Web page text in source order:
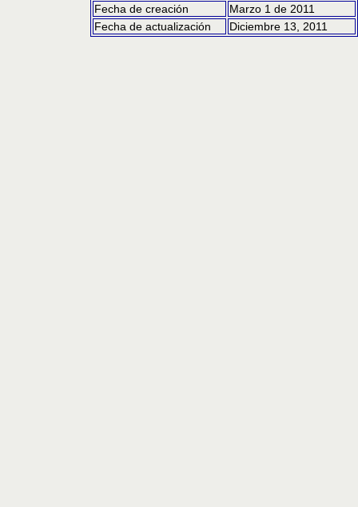
Fecha de creación
Marzo 1 de 2011
Fecha de actualización
Diciembre 13, 2011